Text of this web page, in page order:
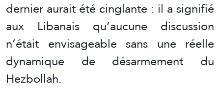
dernier aurait été cinglante : il a signifié
aux Libanais qu’aucune discussion
n’était envisageable sans une réelle
dynamique de désarmement du
Hezbollah.